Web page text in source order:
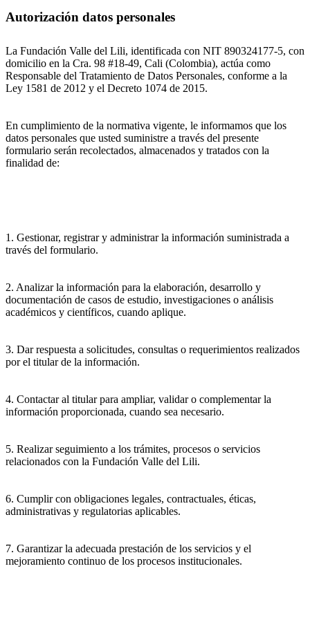
Autorización datos personales
La Fundación Valle del Lili, identificada con NIT 890324177-5, con
domicilio en la Cra. 98 #18-49, Cali (Colombia), actúa como
Responsable del Tratamiento de Datos Personales, conforme a la
Ley 1581 de 2012 y el Decreto 1074 de 2015.
En cumplimiento de la normativa vigente, le informamos que los
datos personales que usted suministre a través del presente
formulario serán recolectados, almacenados y tratados con la
finalidad de:
1. Gestionar, registrar y administrar la información suministrada a
través del formulario.
2. Analizar la información para la elaboración, desarrollo y
documentación de casos de estudio, investigaciones o análisis
académicos y científicos, cuando aplique.
3. Dar respuesta a solicitudes, consultas o requerimientos realizados
por el titular de la información.
4. Contactar al titular para ampliar, validar o complementar la
información proporcionada, cuando sea necesario.
5. Realizar seguimiento a los trámites, procesos o servicios
relacionados con la Fundación Valle del Lili.
6. Cumplir con obligaciones legales, contractuales, éticas,
administrativas y regulatorias aplicables.
7. Garantizar la adecuada prestación de los servicios y el
mejoramiento continuo de los procesos institucionales.